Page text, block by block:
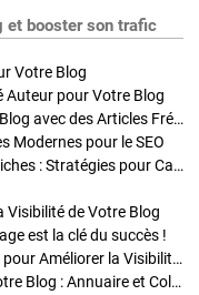
et booster son trafic
Votre Blog
Auteur pour Votre Blog
Stratégies de Publication : Boostez Votre Blog avec des Articles Fréquents et Exclusifs
Modernes pour le SEO
Enrichir Vos Articles avec des Contenus Riches : Stratégies pour Captiver et Optimiser
Visibilité de Votre Blog
est la clé du succès !
Optimisation SEO des Articles : Stratégies pour Améliorer la Visibilité de Votre Blog
Stratégies pour améliorer la visibilité de votre Blog : Annuaire et Collaborations